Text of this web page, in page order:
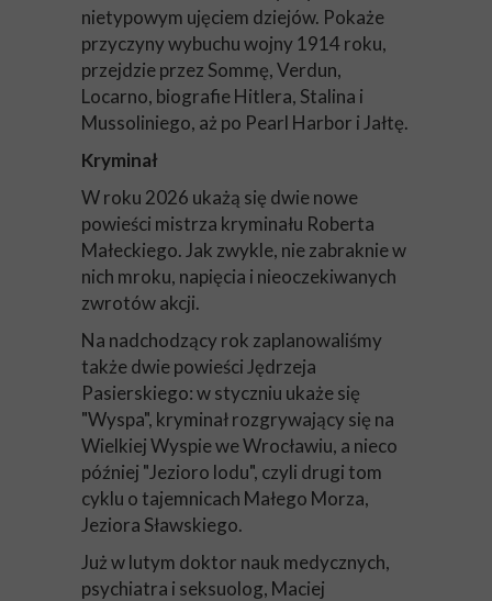
nietypowym ujęciem dziejów. Pokaże
przyczyny wybuchu wojny 1914 roku,
przejdzie przez Sommę, Verdun,
Locarno, biografie Hitlera, Stalina i
Mussoliniego, aż po Pearl Harbor i Jałtę.
Kryminał
W roku 2026 ukażą się dwie nowe
powieści mistrza kryminału Roberta
Małeckiego. Jak zwykle, nie zabraknie w
nich mroku, napięcia i nieoczekiwanych
zwrotów akcji.
Na nadchodzący rok zaplanowaliśmy
także dwie powieści Jędrzeja
Pasierskiego: w styczniu ukaże się
"Wyspa", kryminał rozgrywający się na
Wielkiej Wyspie we Wrocławiu, a nieco
później "Jezioro lodu", czyli drugi tom
cyklu o tajemnicach Małego Morza,
Jeziora Sławskiego.
Już w lutym doktor nauk medycznych,
psychiatra i seksuolog, Maciej